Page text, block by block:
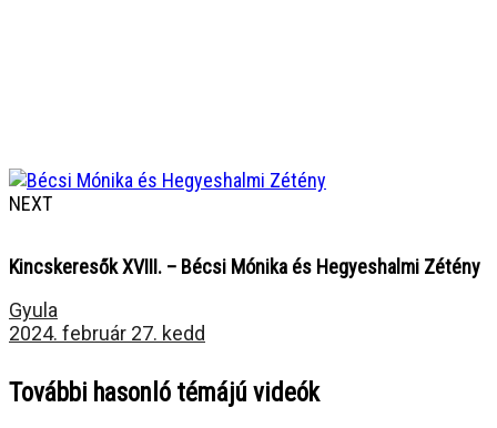
NEXT
Kincskeresők XVIII. – Bécsi Mónika és Hegyeshalmi Zétény
Gyula
2024. február 27. kedd
További hasonló témájú videók